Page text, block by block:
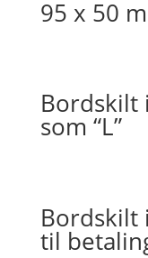
95 x 50
Bordskilt
som “L”
Bordskilt
til